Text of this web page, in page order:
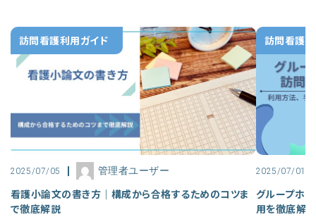
訪問看護利用ガイド
2025/07/05 管理者ユーザー
看護小論文の書き方｜構成から合格するためのコツま
で徹底解説
訪問看護
2025/07/01
グループホー
用を徹底解説